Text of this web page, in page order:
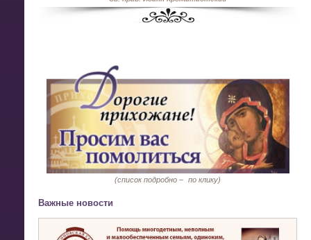
(список подробно – по клику)
Важные новости